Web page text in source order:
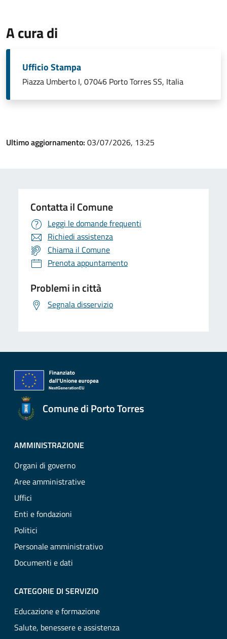
A cura di
Ufficio Stampa
Piazza Umberto I, 07046 Porto Torres SS, Italia
Ultimo aggiornamento: 03/07/2026, 13:25
Contatta il Comune
Leggi le domande frequenti
Richiedi assistenza
Chiama il Comune
Prenota appuntamento
Problemi in città
Segnala disservizio
Comune di Porto Torres
AMMINISTRAZIONE
Organi di governo
Aree amministrative
Uffici
Enti e fondazioni
Politici
Personale amministrativo
Documenti e dati
CATEGORIE DI SERVIZIO
Educazione e formazione
Salute, benessere e assistenza